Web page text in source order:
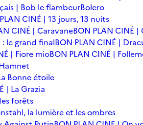
| Bob le flambeurBolero
CINÉ | 13 jours, 13 nuits
CINÉ | CaravaneBON PLAN CINÉ
le grand finalBON PLAN CINÉ |
| Fiore mioBON PLAN CINÉ |
Bonne étoile
| La Grazia
forêts
la lumière et les ombres